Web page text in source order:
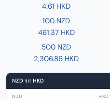
4.61 HKD
100 NZD
461.37 HKD
500 NZD
2,306.86 HKD
NZD til HKD
NZD HKD